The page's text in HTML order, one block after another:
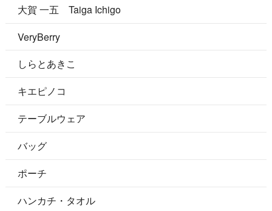
大賀 一五 Taiga Ichigo
VeryBerry
しらとあきこ
キエピノコ
テーブルウェア
バッグ
ポーチ
ハンカチ・タオル